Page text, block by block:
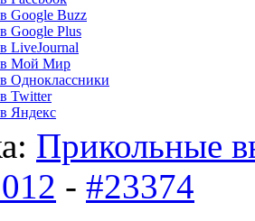
Прикольные
- #23374